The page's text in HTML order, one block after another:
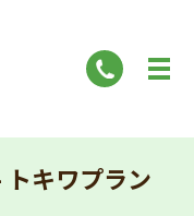
キワプラン